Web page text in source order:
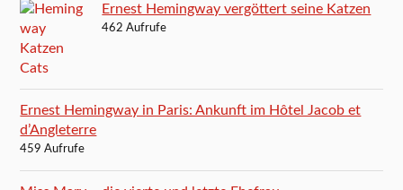
Ernest Hemingway vergöttert seine Katzen
462 Aufrufe
Ernest Hemingway in Paris: Ankunft im Hôtel Jacob et
d’Angleterre
459 Aufrufe